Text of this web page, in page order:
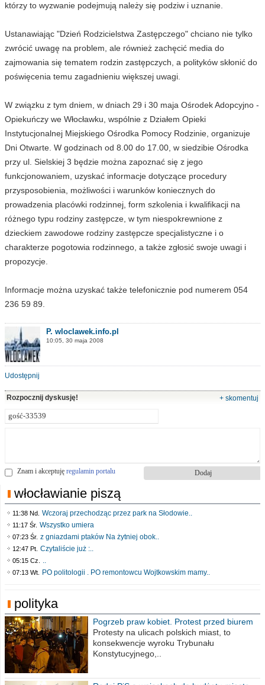
którzy to wyzwanie podejmują należy się podziw i uznanie.
Ustanawiając "Dzień Rodzicielstwa Zastępczego" chciano nie tylko
zwrócić uwagę na problem, ale również zachęcić media do
zajmowania się tematem rodzin zastępczych, a polityków skłonić do
poświęcenia temu zagadnieniu większej uwagi.
W związku z tym dniem, w dniach 29 i 30 maja Ośrodek Adopcyjno -
Opiekuńczy we Włocławku, wspólnie z Działem Opieki
Instytucjonalnej Miejskiego Ośrodka Pomocy Rodzinie, organizuje
Dni Otwarte. W godzinach od 8.00 do 17.00, w siedzibie Ośrodka
przy ul. Sielskiej 3 będzie można zapoznać się z jego
funkcjonowaniem, uzyskać informacje dotyczące procedury
przysposobienia, możliwości i warunków koniecznych do
prowadzenia placówki rodzinnej, form szkolenia i kwalifikacji na
różnego typu rodziny zastępcze, w tym niespokrewnione z
dzieckiem zawodowe rodziny zastępcze specjalistyczne i o
charakterze pogotowia rodzinnego, a także zgłosić swoje uwagi i
propozycje.
Informacje można uzyskać także telefonicznie pod numerem 054
236 59 89.
P. wloclawek.info.pl
10:05, 30 maja 2008
Udostępnij
Rozpocznij dyskusję! + skomentuj
Znam i akceptuję regulamin portalu
włocławianie piszą
11:38 Nd. Wczoraj przechodząc przez park na Słodowie..
11:17 Śr. Wszystko umiera
07:23 Śr. z gniazdami ptaków Na żytniej obok..
12:47 Pt. Czytaliście już :..
05:15 Cz. ..
07:13 Wt. PO politologii . PO remontowcu Wojtkowskim mamy..
polityka
Pogrzeb praw kobiet. Protest przed biurem
poselskim PiS
Protesty na ulicach polskich miast, to
konsekwencje wyroku Trybunału
Konstytucyjnego,..